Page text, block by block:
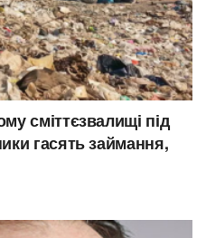
сміттєзвалищі під
гасять займання,